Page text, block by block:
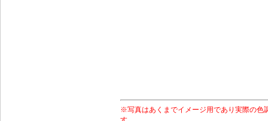
※写真はあくまでイメージ用であり実際の色